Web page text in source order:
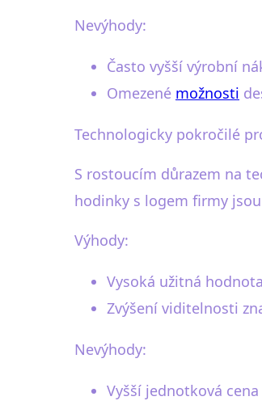
Nevýhody:
Často vyšší výrobní
Omezené možnosti
Technologicky pokročilé
S rostoucím důrazem na
hodinky s logem firmy
Výhody:
Vysoká užitná
Zvýšení viditelnosti
Nevýhody:
Vyšší jednotková